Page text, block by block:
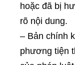
hoặc đã bị
rõ nội dung.
– Bản chính
phương tiện